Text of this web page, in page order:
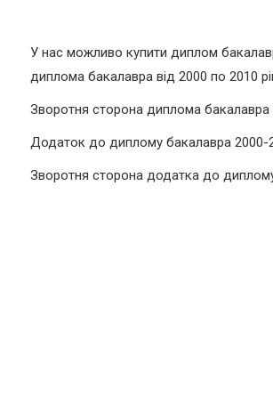
У нас можливо купити диплом
диплома бакалавра від 2000 по 2010
Зворотня сторона диплома бакалавра
Додаток до диплому бакалавра 2000-
Зворотня сторона додатка до